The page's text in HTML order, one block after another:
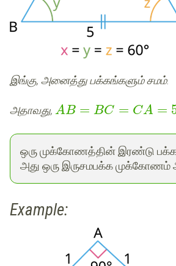
இங்கு, அனைத்து பக்கங்களும் சமம்.
அதாவது, AB = BC = CA =
ஒரு முக்கோணத்தின் இரண்டு
அது ஒரு இருசமபக்க முக்கோணம்
Example: